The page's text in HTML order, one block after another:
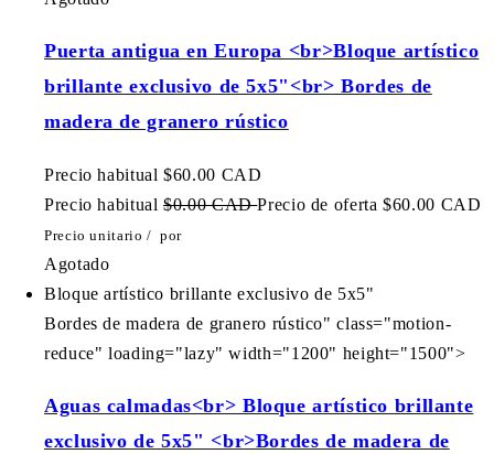
Puerta antigua en Europa <br>Bloque artístico
brillante exclusivo de 5x5"<br> Bordes de
madera de granero rústico
Precio habitual $60.00 CAD
Precio habitual $0.00 CADPrecio de oferta $60.00 CAD
Precio unitario / por
Agotado
Bloque artístico brillante exclusivo de 5x5"
Bordes de madera de granero rústico" class="motion-
reduce" loading="lazy" width="1200" height="1500">
Aguas calmadas<br> Bloque artístico brillante
exclusivo de 5x5" <br>Bordes de madera de